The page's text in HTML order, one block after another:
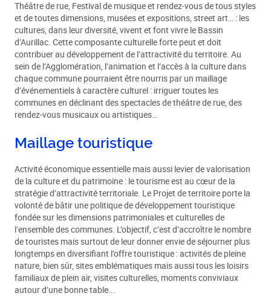
Théâtre de rue, Festival de musique et rendez-vous de tous styles
et de toutes dimensions, musées et expositions, street art… : les
cultures, dans leur diversité, vivent et font vivre le Bassin
d’Aurillac. Cette composante culturelle forte peut et doit
contribuer au développement de l’attractivité du territoire. Au
sein de l’Agglomération, l’animation et l’accès à la culture dans
chaque commune pourraient être nourris par un maillage
d’événementiels à caractère culturel : irriguer toutes les
communes en déclinant des spectacles de théâtre de rue, des
rendez-vous musicaux ou artistiques…
Maillage touristique
Activité économique essentielle mais aussi levier de valorisation
de la culture et du patrimoine : le tourisme est au cœur de la
stratégie d’attractivité territoriale. Le Projet de territoire porte la
volonté de bâtir une politique de développement touristique
fondée sur les dimensions patrimoniales et culturelles de
l’ensemble des communes. L’objectif, c’est d’accroître le nombre
de touristes mais surtout de leur donner envie de séjourner plus
longtemps en diversifiant l’offre touristique : activités de pleine
nature, bien sûr, sites emblématiques mais aussi tous les loisirs
familiaux de plein air, visites culturelles, moments conviviaux
autour d’une bonne table...